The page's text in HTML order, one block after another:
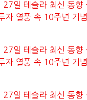
일 테슬라 최신 동향
자 열풍 속 10주년 기
일 테슬라 최신 동향
자 열풍 속 10주년 기
일 테슬라 최신 동향